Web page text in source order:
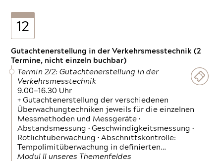
12
Gutachtenerstellung in der Verkehrsmesstechnik (2
Termine, nicht einzeln buchbar)
Termin 2/2: Gutachtenerstellung in der
Verkehrsmesstechnik
9.00—16.30 Uhr
+ Gutachtenerstellung der verschiedenen
Überwachungtechniken jeweils für die einzelnen
Messmethoden und Messgeräte •
Abstandsmessung • Geschwindigkeitsmessung •
Rotlichtüberwachung • Abschnittskontrolle:
Tempolimitüberwachung in definierten…
Modul II unseres Themenfeldes